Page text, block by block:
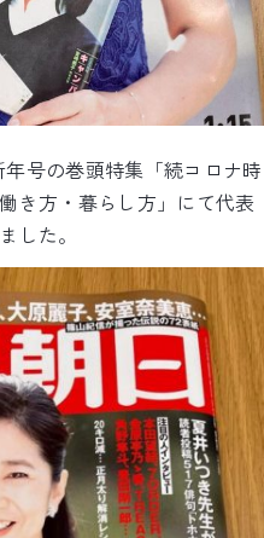
号の巻頭特集「続コロナ時
き方・暮らし方」にて代表
した。